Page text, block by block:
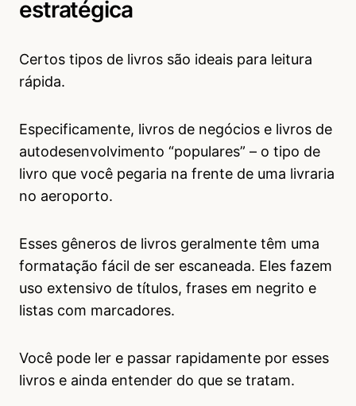
estratégica
Certos tipos de livros são ideais para leitura
rápida.
Especificamente, livros de negócios e livros de
autodesenvolvimento “populares” – o tipo de
livro que você pegaria na frente de uma livraria
no aeroporto.
Esses gêneros de livros geralmente têm uma
formatação fácil de ser escaneada. Eles fazem
uso extensivo de títulos, frases em negrito e
listas com marcadores.
Você pode ler e passar rapidamente por esses
livros e ainda entender do que se tratam.